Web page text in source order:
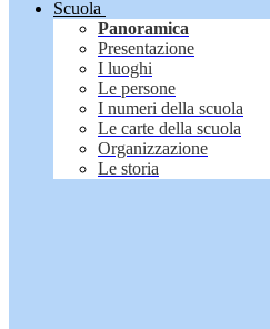
Scuola
Panoramica
Presentazione
I luoghi
Le persone
I numeri della scuola
Le carte della scuola
Organizzazione
Le storia